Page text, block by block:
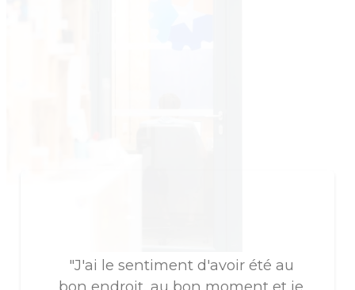
"J'ai le sentiment d'avoir été au